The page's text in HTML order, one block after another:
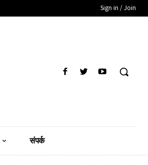
Sign in / Join
संपर्क